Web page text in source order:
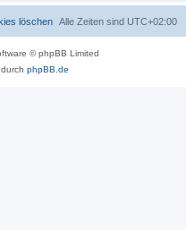
Alle Zeiten sind UTC+02:00
löschen
© phpBB Limited
phpBB.de